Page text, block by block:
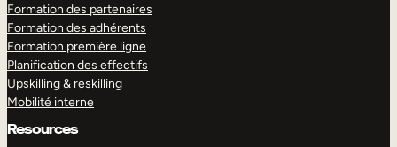
Formation des partenaires
Formation des adhérents
Formation première ligne
Planification des effectifs
Upskilling & reskilling
Mobilité interne
Resources